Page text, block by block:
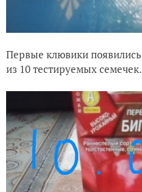
Первые клювики появились
из 10 тестируемых семечек.